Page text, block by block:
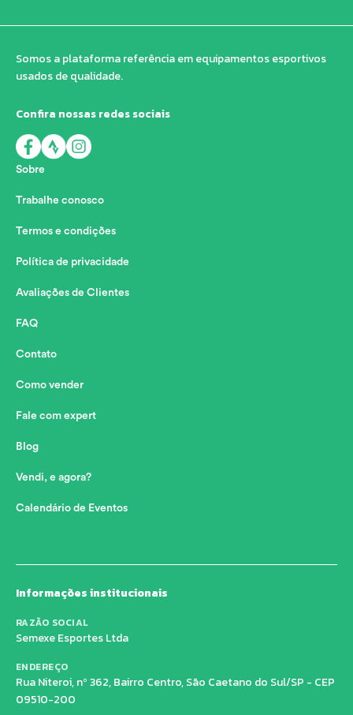
Somos a plataforma referência em equipamentos esportivos
usados de qualidade.
Confira nossas redes sociais
Sobre
Trabalhe conosco
Termos e condições
Política de privacidade
Avaliações de Clientes
FAQ
Contato
Como vender
Fale com expert
Blog
Vendi, e agora?
Calendário de Eventos
Informações institucionais
RAZÃO SOCIAL
Semexe Esportes Ltda
ENDEREÇO
Rua Niteroi, nº 362, Bairro Centro, São Caetano do Sul/SP - CEP
09510-200